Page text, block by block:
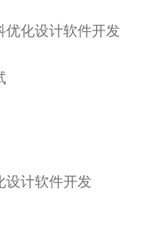
优化设计软件开发
设计软件开发